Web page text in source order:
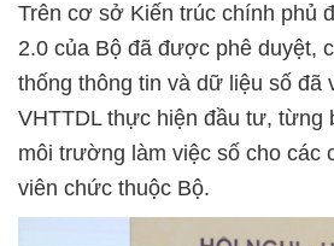
Trên cơ sở Kiến trúc chính phủ
2.0 của Bộ đã được phê duyệt,
thống thông tin và dữ liệu số đã
VHTTDL thực hiện đầu tư, từng
môi trường làm việc số cho các
viên chức thuộc Bộ.